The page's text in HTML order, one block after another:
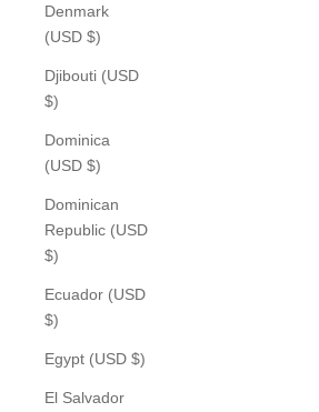
Denmark
(USD $)
Djibouti (USD
$)
Dominica
(USD $)
Dominican
Republic (USD
$)
Ecuador (USD
$)
Egypt (USD $)
El Salvador